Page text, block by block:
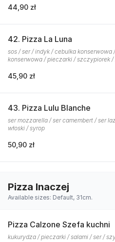
44,90 zł
42. Pizza La Luna
sos / ser / indyk / cebulka konserwowa
konserwowa / pieczarki / szczypiorek /
45,90 zł
43. Pizza Lulu Blanche
ser mozzarella / ser camembert / ser
włoski / syrop
50,90 zł
Pizza Inaczej
Available sizes: Default, 31cm.
Pizza Calzone Szefa kuchni
kukurydza / pieczarki / salami / ser /